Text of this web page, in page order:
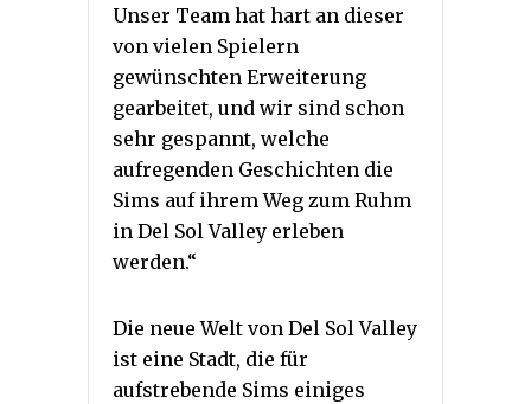
Unser Team hat hart an dieser
von vielen Spielern
gewünschten Erweiterung
gearbeitet, und wir sind schon
sehr gespannt, welche
aufregenden Geschichten die
Sims auf ihrem Weg zum Ruhm
in Del Sol Valley erleben
werden.“
Die neue Welt von Del Sol Valley
ist eine Stadt, die für
aufstrebende Sims einiges